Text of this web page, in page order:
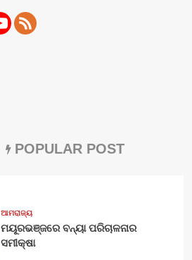
POPULAR POST
ଆମରାଜ୍ୟ
ମୟୂରଭଞ୍ଜରେ ବନ୍ୟା ପରିଚାଳନାର
ସମୀକ୍ଷା